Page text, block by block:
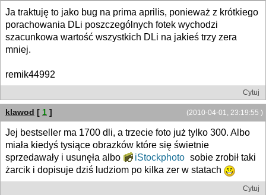
Ja traktuję to jako bug na prima aprilis, ponieważ z krótkiego
porachowania DLi poszczególnych fotek wychodzi
szacunkowa wartość wszystkich DLi na jakieś trzy zera
mniej.
remik44992
Cytuj
(2010-04-01, 23:19:55 )
klawod [ 1 ]
Jej bestseller ma 1700 dli, a trzecie foto już tylko 300. Albo
miała kiedyś tysiące obrazków które się świetnie
sprzedawały i usunęła albo
iStockphoto sobie zrobił taki
żarcik i dopisuje dziś ludziom po kilka zer w statach
Cytuj